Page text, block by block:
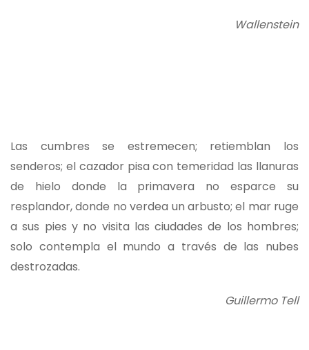
Wallenstein
Las cumbres se estremecen; retiemblan los
senderos; el cazador pisa con temeridad las llanuras
de hielo donde la primavera no esparce su
resplandor, donde no verdea un arbusto; el mar ruge
a sus pies y no visita las ciudades de los hombres;
solo contempla el mundo a través de las nubes
destrozadas.
Guillermo Tell